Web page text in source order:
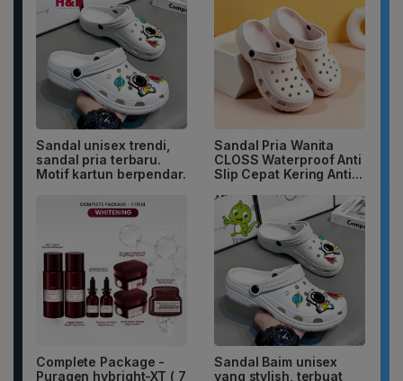
Sandal unisex trendi,
sandal pria terbaru.
Motif kartun berpendar.
Sandal Pria Wanita
CLOSS Waterproof Anti
Slip Cepat Kering Anti...
Complete Package -
Puragen hybright-XT ( 7
Sandal Baim unisex
yang stylish, terbuat